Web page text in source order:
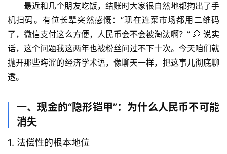
最近和几个朋友吃饭，结账时大家很自然地都掏出了手
机扫码。有位长辈突然感慨：“现在连菜市场都用二维码
了，微信支付这么方便，人民币会不会被淘汰啊？” 💭 说实
话，这个问题我这两年也被粉丝问过不下十次。今天咱们就
抛开那些晦涩的经济学术语，像聊天一样，把这事儿彻底聊
透。
一、现金的“隐形铠甲”：为什么人民币不可能
消失
1. 法偿性的根本地位